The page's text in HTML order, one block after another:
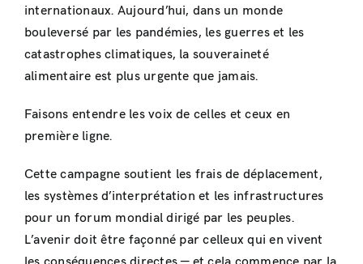
internationaux. Aujourd’hui, dans un monde
bouleversé par les pandémies, les guerres et les
catastrophes climatiques, la souveraineté
alimentaire est plus urgente que jamais.
Faisons entendre les voix de celles et ceux en
première ligne.
Cette campagne soutient les frais de déplacement,
les systèmes d’interprétation et les infrastructures
pour un forum mondial dirigé par les peuples.
L’avenir doit être façonné par celleux qui en vivent